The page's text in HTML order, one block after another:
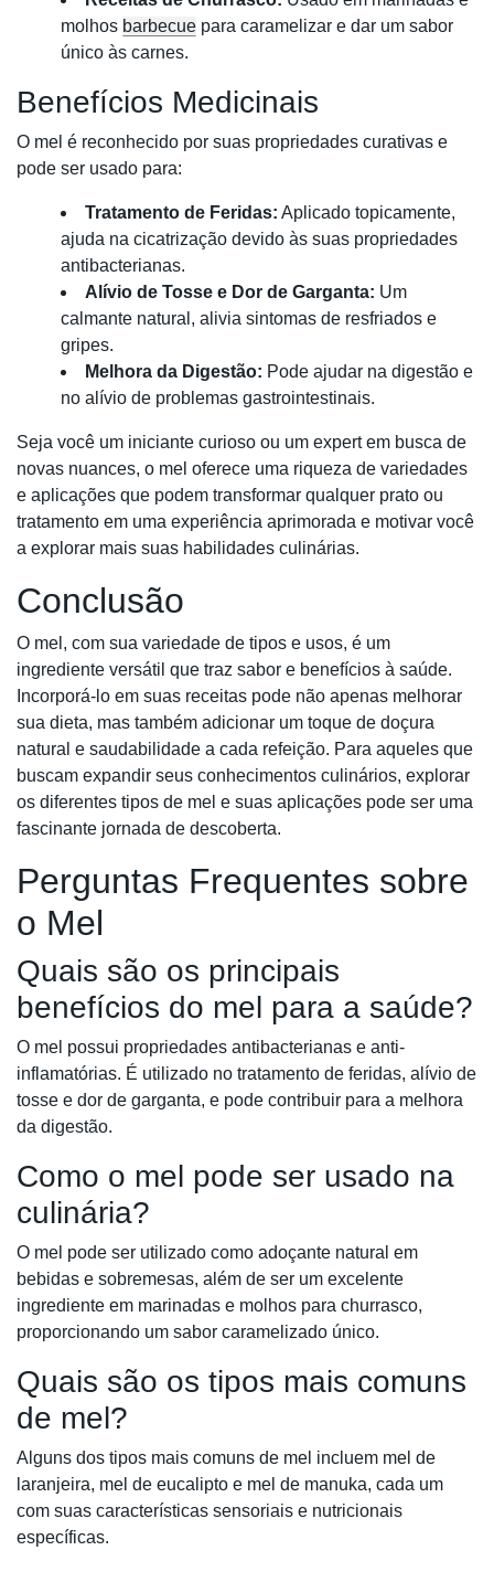
molhos barbecue para caramelizar e dar um sabor
único às carnes.
Benefícios Medicinais
O mel é reconhecido por suas propriedades curativas e
pode ser usado para:
Tratamento de Feridas: Aplicado topicamente,
ajuda na cicatrização devido às suas propriedades
antibacterianas.
Alívio de Tosse e Dor de Garganta: Um
calmante natural, alivia sintomas de resfriados e
gripes.
Melhora da Digestão: Pode ajudar na digestão e
no alívio de problemas gastrointestinais.
Seja você um iniciante curioso ou um expert em busca de
novas nuances, o mel oferece uma riqueza de variedades
e aplicações que podem transformar qualquer prato ou
tratamento em uma experiência aprimorada e motivar você
a explorar mais suas habilidades culinárias.
Conclusão
O mel, com sua variedade de tipos e usos, é um
ingrediente versátil que traz sabor e benefícios à saúde.
Incorporá-lo em suas receitas pode não apenas melhorar
sua dieta, mas também adicionar um toque de doçura
natural e saudabilidade a cada refeição. Para aqueles que
buscam expandir seus conhecimentos culinários, explorar
os diferentes tipos de mel e suas aplicações pode ser uma
fascinante jornada de descoberta.
Perguntas Frequentes sobre
o Mel
Quais são os principais
benefícios do mel para a saúde?
O mel possui propriedades antibacterianas e anti-
inflamatórias. É utilizado no tratamento de feridas, alívio de
tosse e dor de garganta, e pode contribuir para a melhora
da digestão.
Como o mel pode ser usado na
culinária?
O mel pode ser utilizado como adoçante natural em
bebidas e sobremesas, além de ser um excelente
ingrediente em marinadas e molhos para churrasco,
proporcionando um sabor caramelizado único.
Quais são os tipos mais comuns
de mel?
Alguns dos tipos mais comuns de mel incluem mel de
laranjeira, mel de eucalipto e mel de manuka, cada um
com suas características sensoriais e nutricionais
específicas.